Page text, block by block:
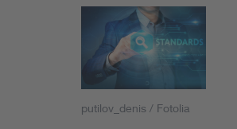
putilov_denis / Fotolia